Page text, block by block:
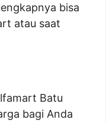
bisa
atau saat
Batu
bagi Anda